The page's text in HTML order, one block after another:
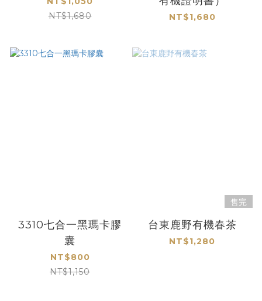
NT$1,680
NT$1,680
3310七合一黑瑪卡膠
囊
NT$800
NT$1,150
售完
台東鹿野有機春茶
NT$1,280